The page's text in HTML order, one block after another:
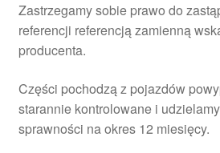
Zastrzegamy sobie prawo do
referencji referencją zamienną
producenta.
Części pochodzą z pojazdów
starannie kontrolowane i
sprawności na okres 12 miesięcy.